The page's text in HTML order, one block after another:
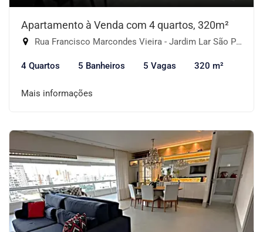
Apartamento à Venda com 4 quartos, 320m²
Rua Francisco Marcondes Vieira - Jardim Lar São Paulo, São Paulo-SP
4 Quartos 5 Banheiros 5 Vagas 320 m²
Mais informações